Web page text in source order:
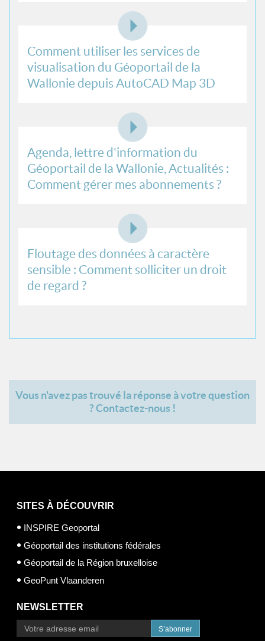
Comment utiliser les services de
visualisation du Géoportail de la
Wallonie depuis AutoCAD Map 3D
Agenda, lettre d'information du
Géoportail de la Wallonie, Actualités :
Comment gérer mes abonnements ?
Floutage des données à caractère
sensible : Comment solliciter un droit
de regard ?
Vous n'avez pas trouvé la réponse à votre question
? Contactez-nous !
SITES À DÉCOUVRIR
INSPIRE Geoportal
Géoportail des institutions fédérales
Géoportail de la Région bruxelloise
GeoPunt Vlaanderen
NEWSLETTER
S’abonner